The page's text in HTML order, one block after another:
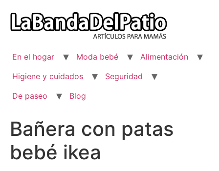
contenido
En el hogar Moda bebé
Alimentación
Higiene y cuidados
Seguridad
De paseo
Blog
Bañera con patas
bebé ikea